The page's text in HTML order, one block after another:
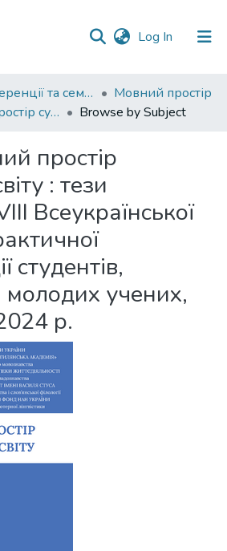
Log In (current)
012. Конференції та семінари НаУКМА
Мовний простір
2024. Мовний простір сучасного світу : тези доповідей VIII Всеукраїнської науково-практичної конференції студентів, аспірантів і молодих учених, 24 травня 2024 р.
Browse by Subject
простір
: тези
Всеукраїнської
студентів,
молодих учених,
р.